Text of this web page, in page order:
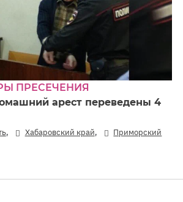
ПРЕСЕЧЕНИЯ
арест переведены 4
, Хабаровский край,
Приморский